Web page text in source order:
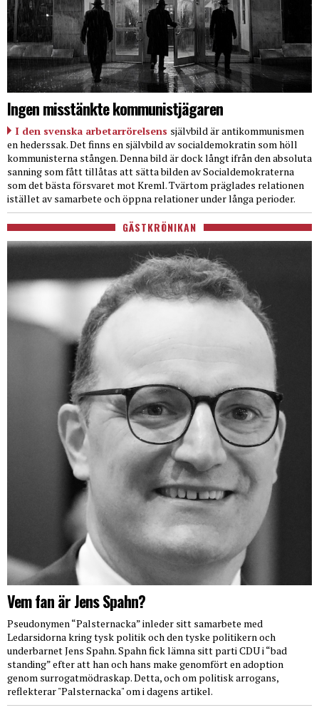
Ingen misstänkte kommunistjägaren
I den svenska arbetarrörelsens självbild är antikommunismen
en hederssak. Det finns en självbild av socialdemokratin som höll
kommunisterna stången. Denna bild är dock långt ifrån den absoluta
sanning som fått tillåtas att sätta bilden av Socialdemokraterna
som det bästa försvaret mot Kreml. Tvärtom präglades relationen
istället av samarbete och öppna relationer under långa perioder.
GÄSTKRÖNIKAN
Vem fan är Jens Spahn?
Pseudonymen “Palsternacka” inleder sitt samarbete med
Ledarsidorna kring tysk politik och den tyske politikern och
underbarnet Jens Spahn. Spahn fick lämna sitt parti CDU i “bad
standing” efter att han och hans make genomfört en adoption
genom surrogatmödraskap. Detta, och om politisk arrogans,
reflekterar "Palsternacka" om i dagens artikel.